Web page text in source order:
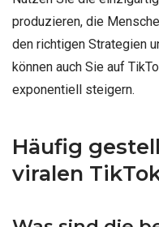
produzieren, die
den richtigen Strategien
können auch Sie auf
exponentiell steigern.
Häufig
viralen